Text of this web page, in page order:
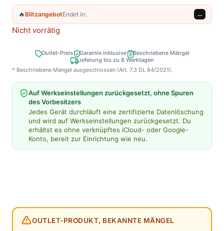
🔥BlitzangebotEndet in: ...
Nicht vorrätig
Outlet-Preis Garantie inklusive
Beschriebene Mängel
Lieferung bis zu 8 Werktagen
* Beschriebene Mängel ausgeschlossen (Art. 7.3 DL 84/2021).
Auf Werkseinstellungen zurückgesetzt, ohne Spuren
des Vorbesitzers
Jedes Gerät durchläuft eine zertifizierte Datenlöschung
und wird auf Werkseinstellungen zurückgesetzt. Du
erhältst es ohne verknüpftes iCloud- oder Google-
Konto, bereit zur Einrichtung wie neu.
OUTLET-PRODUKT, BEKANNTE MÄNGEL